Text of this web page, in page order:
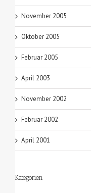
November 2005
Oktober 2005
Februar 2005
April 2003
November 2002
Februar 2002
April 2001
Kategorien